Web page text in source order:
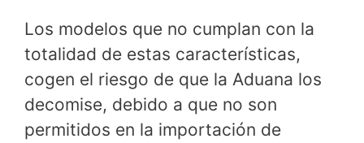
Los modelos que no cumplan con la
totalidad de estas características,
cogen el riesgo de que la Aduana los
decomise, debido a que no son
permitidos en la importación de